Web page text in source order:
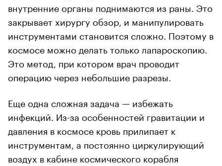
внутренние органы поднимаются из раны. Это
закрывает хирургу обзор, и манипулировать
инструментами становится сложно. Поэтому в
космосе можно делать только лапароскопию.
Это метод, при котором врач проводит
операцию через небольшие разрезы.
Еще одна сложная задача — избежать
инфекций. Из-за особенностей гравитации и
давления в космосе кровь прилипает к
инструментам, а постоянно циркулирующий
воздух в кабине космического корабля